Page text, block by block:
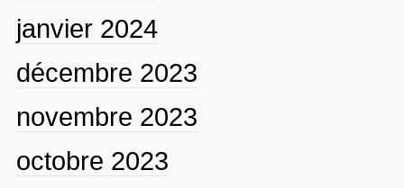
janvier 2024
décembre 2023
novembre 2023
octobre 2023